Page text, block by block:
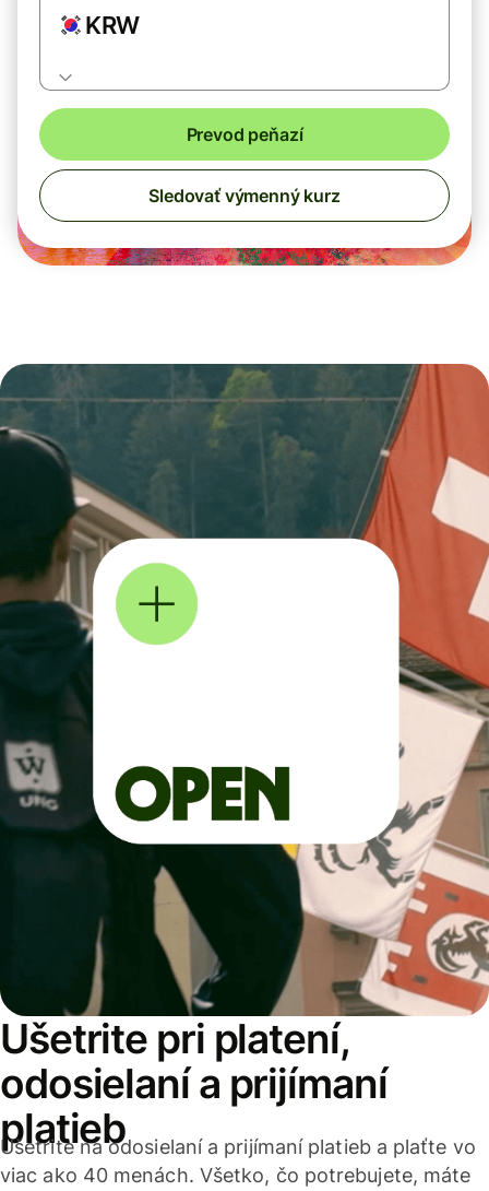
KRW
Prevod peňazí
Sledovať výmenný kurz
Ušetrite pri platení,
odosielaní a prijímaní
platieb
Ušetrite na odosielaní a prijímaní platieb a plaťte vo
viac ako 40 menách. Všetko, čo potrebujete, máte